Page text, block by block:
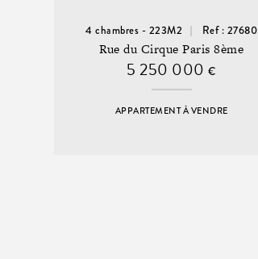
4 chambres - 223M2 Ref : 27680
Rue du Cirque Paris 8ème
5 250 000€
APPARTEMENT À VENDRE